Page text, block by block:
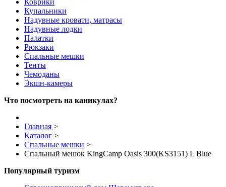
Коврики
Купальники
Надувные кровати, матрасы
Надувные лодки
Палатки
Рюкзаки
Спальные мешки
Тенты
Чемоданы
Экшн-камеры
Что посмотреть на каникулах?
Главная >
Каталог >
Спальные мешки >
Спальный мешок KingCamp Oasis 300(KS3151) L Blue
Популярный туризм